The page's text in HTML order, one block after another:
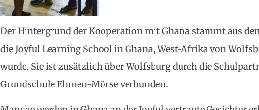
Der Hintergrund der Kooperation mit Ghana stammt aus
die Joyful Learning School in Ghana, West-Afrika von
wurde. Sie ist zusätzlich über Wolfsburg durch die
Grundschule Ehmen-Mörse verbunden.